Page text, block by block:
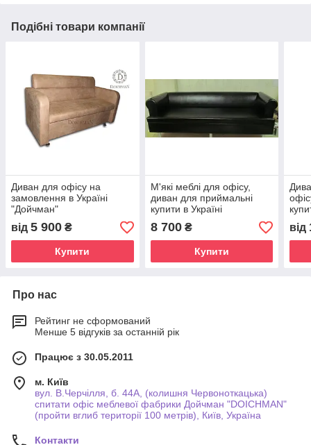
Подібні товари компанії
Диван для офісу на
замовлення в Україні
"Дойчман"
від 5 900 ₴
Купити
М'які меблі для офісу,
диван для приймальні
купити в Україні
8 700₴
Купити
від
Про нас
Рейтинг не сформований
Менше 5 відгуків за останній рік
Працює з 30.05.2011
м. Київ
вул. В.Черчілля, б. 44А, (колишня Червоноткацька)
спитати офіс меблевої фабрики Дойчман "DOICHMAN"
(пройти вглиб території 100 метрів), Київ, Україна
Контакти